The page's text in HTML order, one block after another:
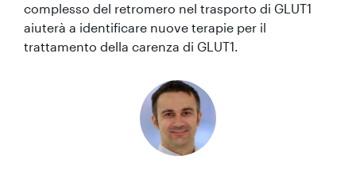
complesso del retromero nel trasporto di GLUT1
aiuterà a identificare nuove terapie per il
trattamento della carenza di GLUT1.